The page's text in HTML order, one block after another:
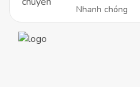
Nhanh chóng